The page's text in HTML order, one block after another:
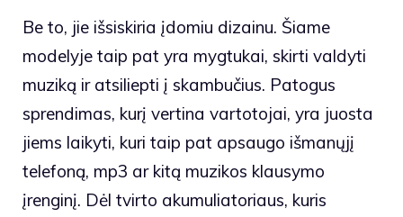
Be to, jie išsiskiria įdomiu dizainu. Šiame
modelyje taip pat yra mygtukai, skirti valdyti
muziką ir atsiliepti į skambučius. Patogus
sprendimas, kurį vertina vartotojai, yra juosta
jiems laikyti, kuri taip pat apsaugo išmanųjį
telefoną, mp3 ar kitą muzikos klausymo
įrenginį. Dėl tvirto akumuliatoriaus, kuris